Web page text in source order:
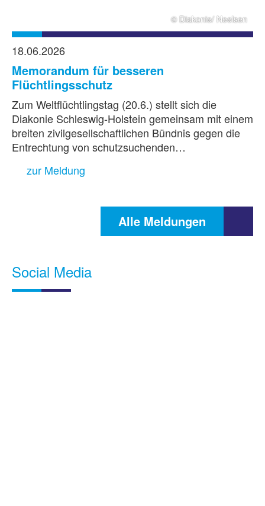
© Diakonie/ Neelsen
18.06.2026
Memorandum für besseren
Flüchtlingsschutz
Zum Weltflüchtlingstag (20.6.) stellt sich die
Diakonie Schleswig-Holstein gemeinsam mit einem
breiten zivilgesellschaftlichen Bündnis gegen die
Entrechtung von schutzsuchenden…
zur Meldung
Alle Meldungen
Social Media